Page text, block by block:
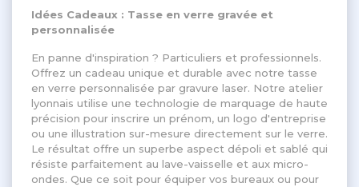
Idées Cadeaux : Tasse en verre gravée et
personnalisée
En panne d'inspiration ? Particuliers et professionnels.
Offrez un cadeau unique et durable avec notre tasse
en verre personnalisée par gravure laser. Notre atelier
lyonnais utilise une technologie de marquage de haute
précision pour inscrire un prénom, un logo d'entreprise
ou une illustration sur-mesure directement sur le verre.
Le résultat offre un superbe aspect dépoli et sablé qui
résiste parfaitement au lave-vaisselle et aux micro-
ondes. Que ce soit pour équiper vos bureaux ou pour